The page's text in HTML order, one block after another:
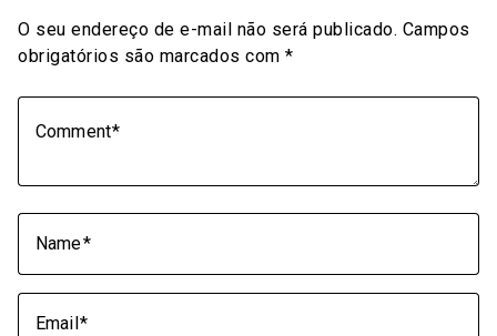
O seu endereço de e-mail não será publicado. Campos
obrigatórios são marcados com *
Comment
Name
Email